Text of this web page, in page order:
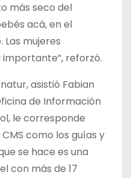
más seco del
acá, en el
Las mujeres
reforzó.
asistió Fabian
de Información
le corresponde
como los guías y
se hace es una
con más de 17